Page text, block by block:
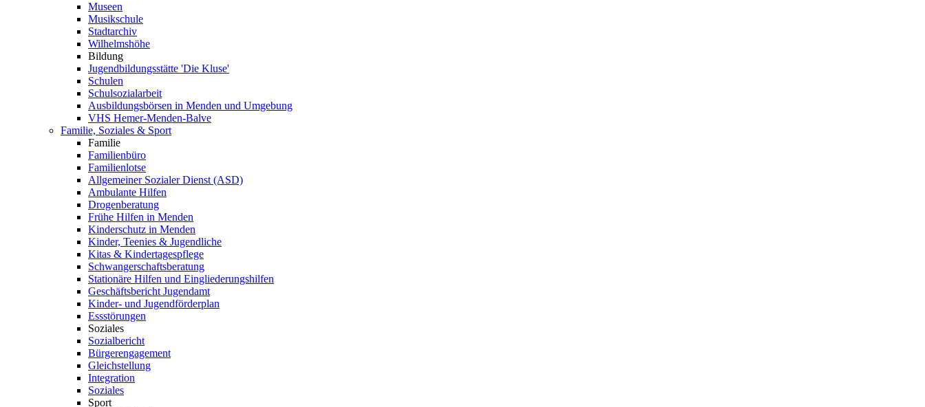
Museen
Musikschule
Stadtarchiv
Wilhelmshöhe
Bildung
Jugendbildungsstätte 'Die Kluse'
Schulen
Schulsozialarbeit
Ausbildungsbörsen in Menden und Umgebung
VHS Hemer-Menden-Balve
Familie, Soziales & Sport
Familie
Familienbüro
Familienlotse
Allgemeiner Sozialer Dienst (ASD)
Ambulante Hilfen
Drogenberatung
Frühe Hilfen in Menden
Kinderschutz in Menden
Kinder, Teenies & Jugendliche
Kitas & Kindertagespflege
Schwangerschaftsberatung
Stationäre Hilfen und Eingliederungshilfen
Geschäftsbericht Jugendamt
Kinder- und Jugendförderplan
Essstörungen
Soziales
Sozialbericht
Bürgerengagement
Gleichstellung
Integration
Soziales
Sport